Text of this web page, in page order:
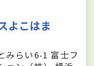
よこはま
みらい6-1 富士フ